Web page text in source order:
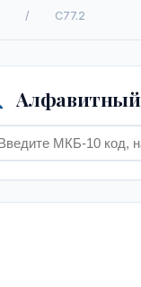
/ C77.2
Алфавитный